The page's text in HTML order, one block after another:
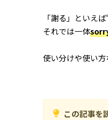
「謝る」といえ
それでは一体
使い分けや使い
この記事を